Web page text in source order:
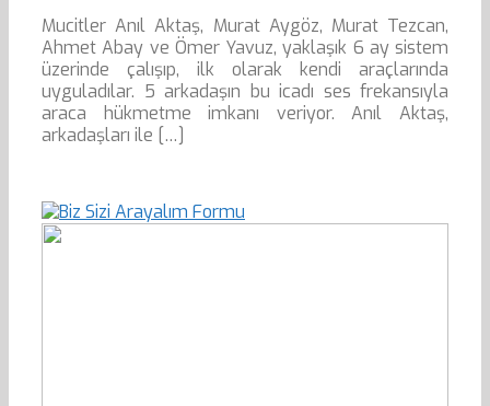
Mucitler Anıl Aktaş, Murat Aygöz, Murat Tezcan,
Ahmet Abay ve Ömer Yavuz, yaklaşık 6 ay sistem
üzerinde çalışıp, ilk olarak kendi araçlarında
uyguladılar. 5 arkadaşın bu icadı ses frekansıyla
araca hükmetme imkanı veriyor. Anıl Aktaş,
arkadaşları ile […]